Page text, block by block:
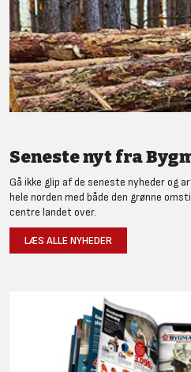
Seneste nyt fra
Gå ikke glip af de seneste nyheder og
hele norden med både den grønne
centre landet over.
LÆS ALLE NYHEDER